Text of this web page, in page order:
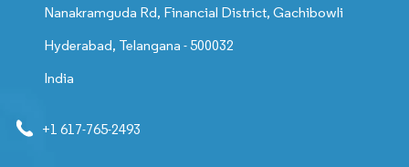
Nanakramguda Rd, Financial District, Gachibowli
Hyderabad, Telangana - 500032
India
+1 617-765-2493